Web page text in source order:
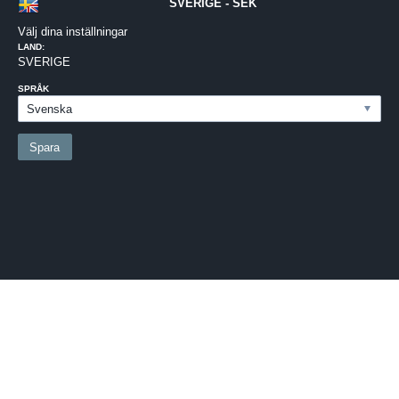
SVERIGE - SEK
Välj dina inställningar
LAND:
SVERIGE
SPRÅK